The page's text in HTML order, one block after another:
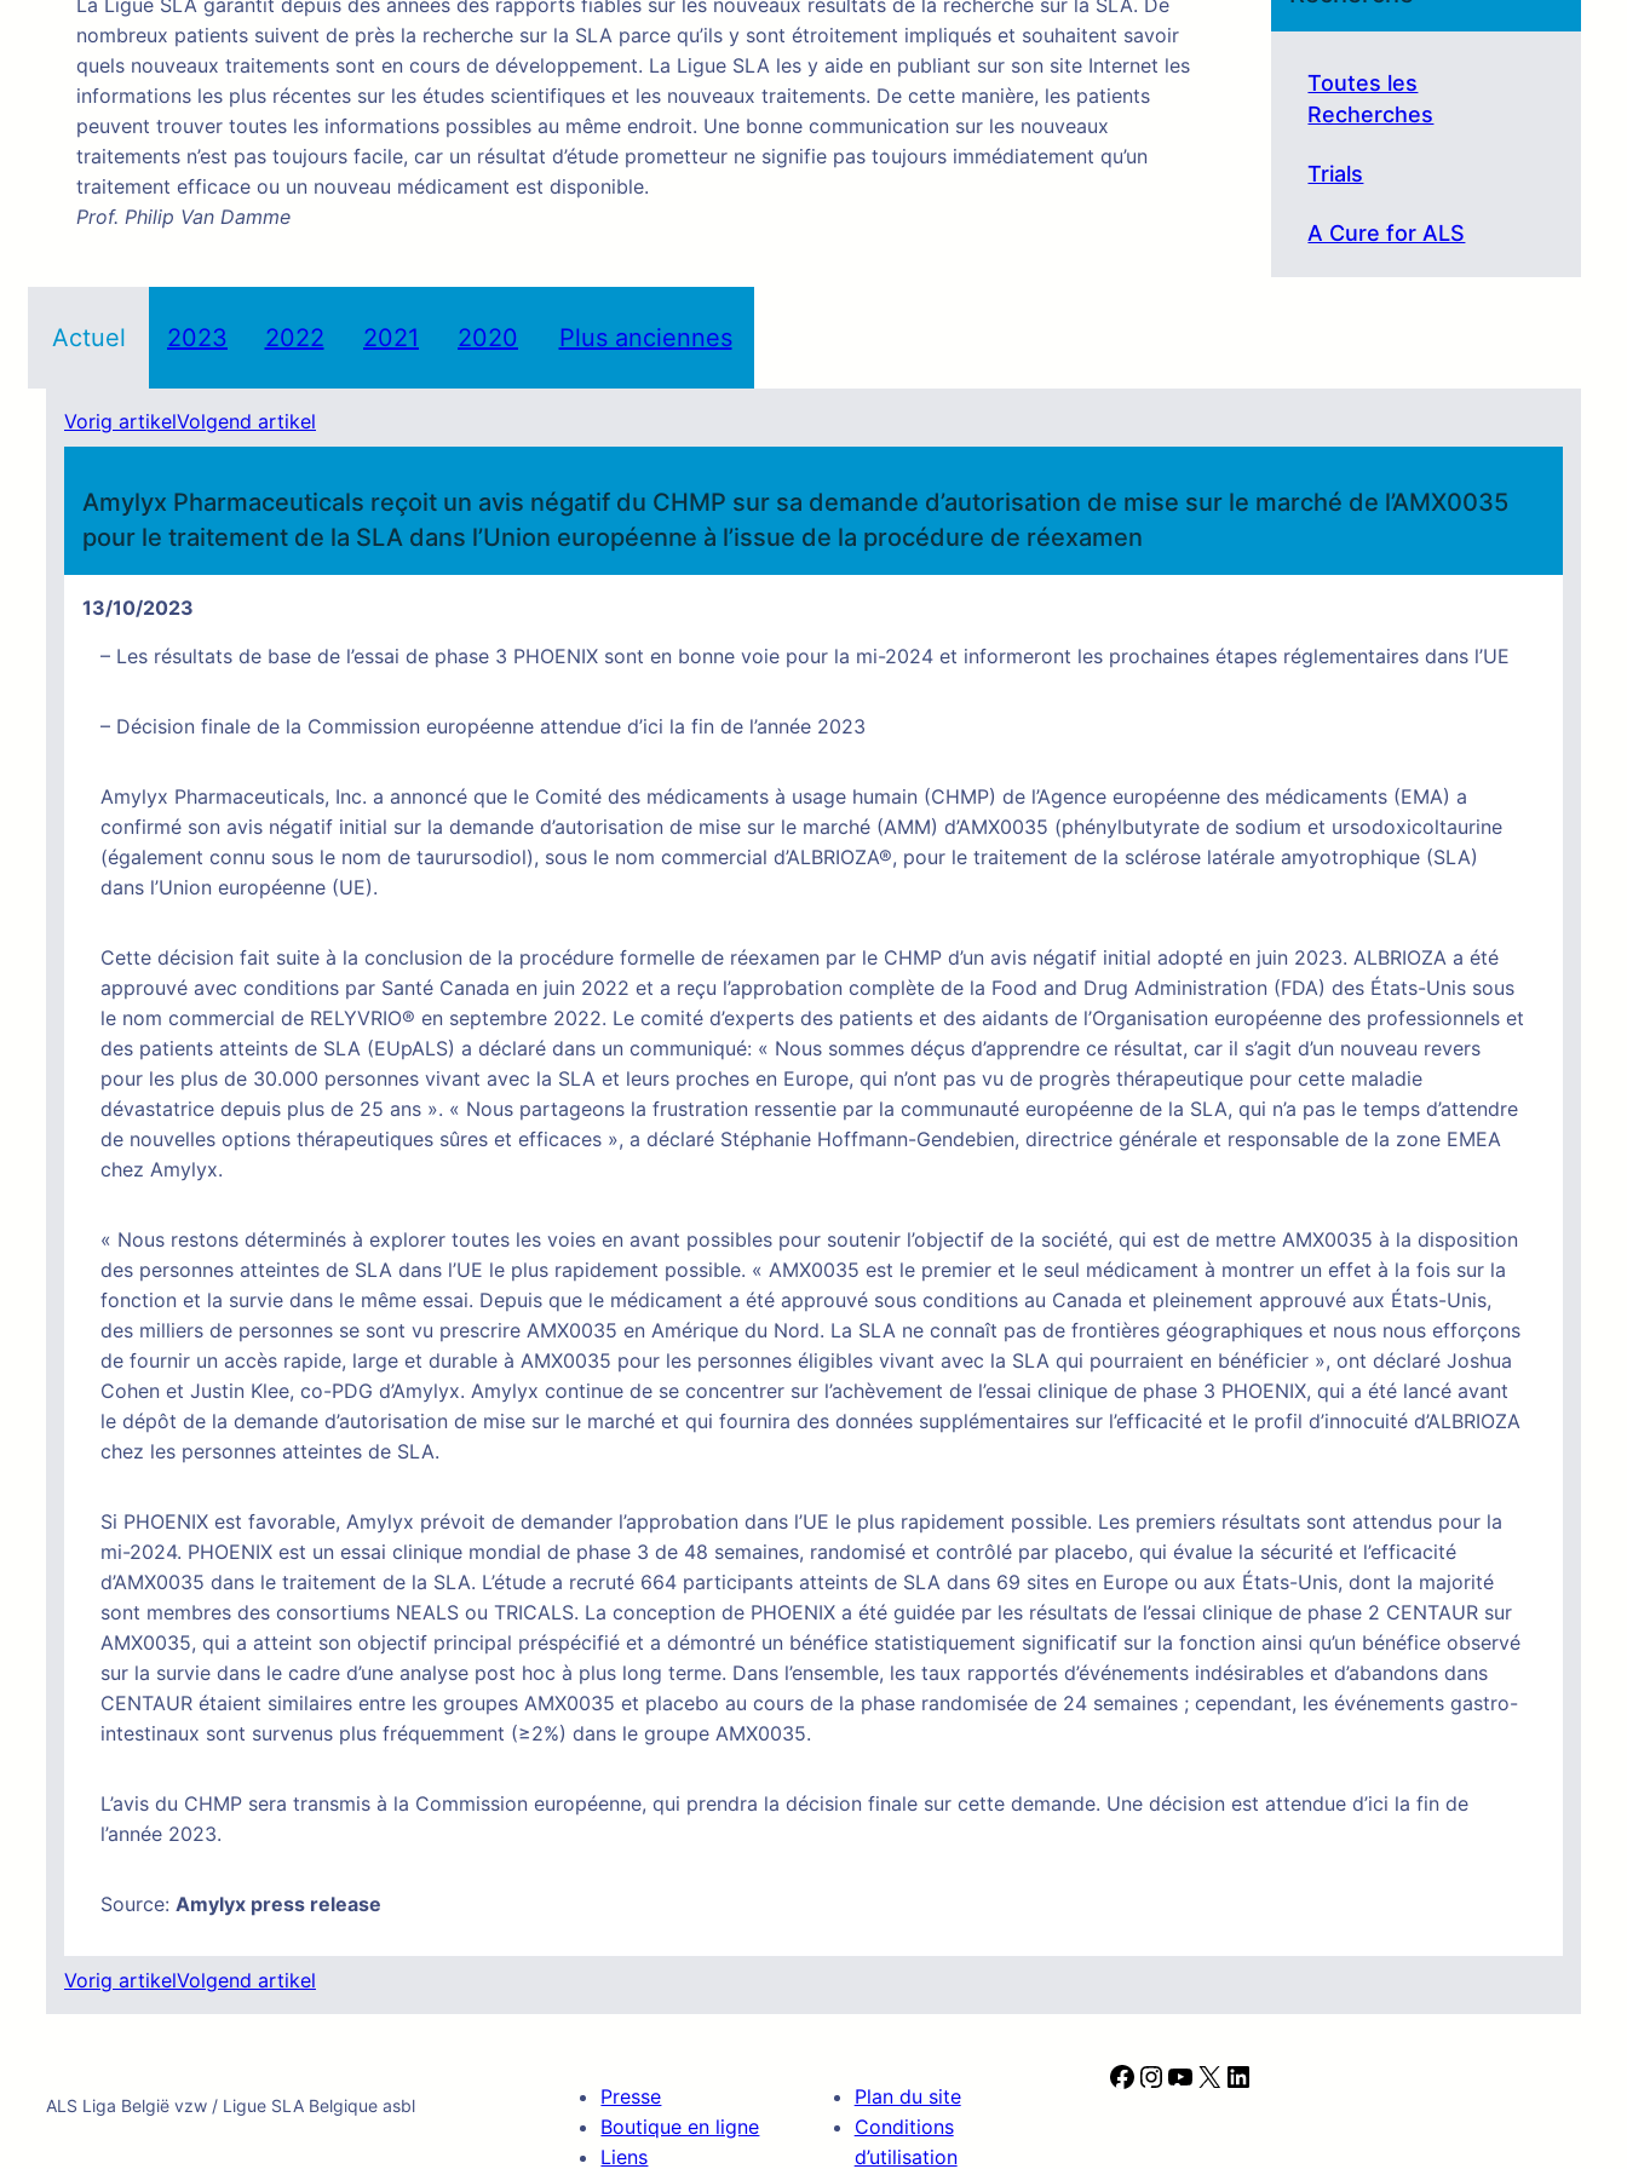
La Ligue SLA garantit depuis des années des rapports fiables sur les nouveaux résultats de la recherche sur la SLA. De
nombreux patients suivent de près la recherche sur la SLA parce qu’ils y sont étroitement impliqués et souhaitent savoir
quels nouveaux traitements sont en cours de développement. La Ligue SLA les y aide en publiant sur son site Internet les
informations les plus récentes sur les études scientifiques et les nouveaux traitements. De cette manière, les patients
peuvent trouver toutes les informations possibles au même endroit. Une bonne communication sur les nouveaux
traitements n’est pas toujours facile, car un résultat d’étude prometteur ne signifie pas toujours immédiatement qu’un
traitement efficace ou un nouveau médicament est disponible.
Prof. Philip Van Damme
Toutes les
Recherches
Trials
A Cure for ALS
Actuel 2023 2022 2021 2020 Plus anciennes
Vorig artikelVolgend artikel
Amylyx Pharmaceuticals reçoit un avis négatif du CHMP sur sa demande d’autorisation de mise sur le marché de l’AMX0035
pour le traitement de la SLA dans l’Union européenne à l’issue de la procédure de réexamen
13/10/2023
– Les résultats de base de l’essai de phase 3 PHOENIX sont en bonne voie pour la mi-2024 et informeront les prochaines étapes réglementaires dans l’UE
– Décision finale de la Commission européenne attendue d’ici la fin de l’année 2023
Amylyx Pharmaceuticals, Inc. a annoncé que le Comité des médicaments à usage humain (CHMP) de l’Agence européenne des médicaments (EMA) a
confirmé son avis négatif initial sur la demande d’autorisation de mise sur le marché (AMM) d’AMX0035 (phénylbutyrate de sodium et ursodoxicoltaurine
(également connu sous le nom de taurursodiol), sous le nom commercial d’ALBRIOZA®, pour le traitement de la sclérose latérale amyotrophique (SLA)
dans l’Union européenne (UE).
Cette décision fait suite à la conclusion de la procédure formelle de réexamen par le CHMP d’un avis négatif initial adopté en juin 2023. ALBRIOZA a été
approuvé avec conditions par Santé Canada en juin 2022 et a reçu l’approbation complète de la Food and Drug Administration (FDA) des États-Unis sous
le nom commercial de RELYVRIO® en septembre 2022. Le comité d’experts des patients et des aidants de l’Organisation européenne des professionnels et
des patients atteints de SLA (EUpALS) a déclaré dans un communiqué: « Nous sommes déçus d’apprendre ce résultat, car il s’agit d’un nouveau revers
pour les plus de 30.000 personnes vivant avec la SLA et leurs proches en Europe, qui n’ont pas vu de progrès thérapeutique pour cette maladie
dévastatrice depuis plus de 25 ans ». « Nous partageons la frustration ressentie par la communauté européenne de la SLA, qui n’a pas le temps d’attendre
de nouvelles options thérapeutiques sûres et efficaces », a déclaré Stéphanie Hoffmann-Gendebien, directrice générale et responsable de la zone EMEA
chez Amylyx.
« Nous restons déterminés à explorer toutes les voies en avant possibles pour soutenir l’objectif de la société, qui est de mettre AMX0035 à la disposition
des personnes atteintes de SLA dans l’UE le plus rapidement possible. « AMX0035 est le premier et le seul médicament à montrer un effet à la fois sur la
fonction et la survie dans le même essai. Depuis que le médicament a été approuvé sous conditions au Canada et pleinement approuvé aux États-Unis,
des milliers de personnes se sont vu prescrire AMX0035 en Amérique du Nord. La SLA ne connaît pas de frontières géographiques et nous nous efforçons
de fournir un accès rapide, large et durable à AMX0035 pour les personnes éligibles vivant avec la SLA qui pourraient en bénéficier », ont déclaré Joshua
Cohen et Justin Klee, co-PDG d’Amylyx. Amylyx continue de se concentrer sur l’achèvement de l’essai clinique de phase 3 PHOENIX, qui a été lancé avant
le dépôt de la demande d’autorisation de mise sur le marché et qui fournira des données supplémentaires sur l’efficacité et le profil d’innocuité d’ALBRIOZA
chez les personnes atteintes de SLA.
Si PHOENIX est favorable, Amylyx prévoit de demander l’approbation dans l’UE le plus rapidement possible. Les premiers résultats sont attendus pour la
mi-2024. PHOENIX est un essai clinique mondial de phase 3 de 48 semaines, randomisé et contrôlé par placebo, qui évalue la sécurité et l’efficacité
d’AMX0035 dans le traitement de la SLA. L’étude a recruté 664 participants atteints de SLA dans 69 sites en Europe ou aux États-Unis, dont la majorité
sont membres des consortiums NEALS ou TRICALS. La conception de PHOENIX a été guidée par les résultats de l’essai clinique de phase 2 CENTAUR sur
AMX0035, qui a atteint son objectif principal préspécifié et a démontré un bénéfice statistiquement significatif sur la fonction ainsi qu’un bénéfice observé
sur la survie dans le cadre d’une analyse post hoc à plus long terme. Dans l’ensemble, les taux rapportés d’événements indésirables et d’abandons dans
CENTAUR étaient similaires entre les groupes AMX0035 et placebo au cours de la phase randomisée de 24 semaines ; cependant, les événements gastro-
intestinaux sont survenus plus fréquemment (≥2%) dans le groupe AMX0035.
L’avis du CHMP sera transmis à la Commission européenne, qui prendra la décision finale sur cette demande. Une décision est attendue d’ici la fin de
l’année 2023.
Source: Amylyx press release
Vorig artikelVolgend artikel
ALS Liga België vzw / Ligue SLA Belgique asbl
Presse
Boutique en ligne
Liens
Plan du site
Conditions
d’utilisation
F
I
Y
X